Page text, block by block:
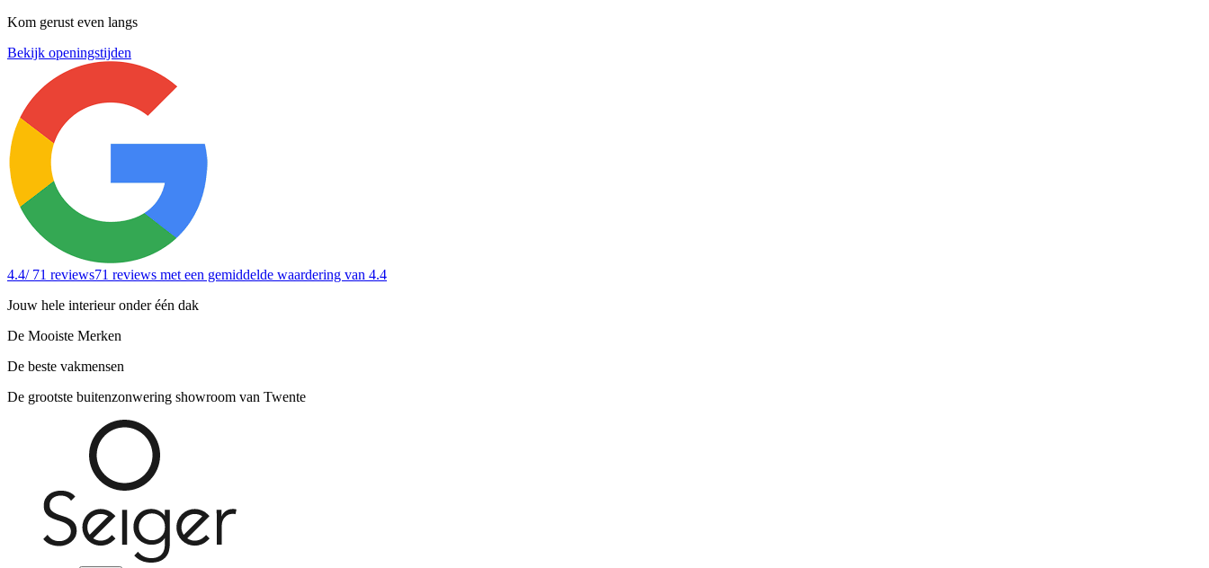
Kom gerust even langs
Bekijk openingstijden
4.4/ 71 reviews71 reviews met een gemiddelde waardering van 4.4
Jouw hele interieur onder één dak
De Mooiste Merken
De beste vakmensen
De grootste buitenzonwering showroom van Twente